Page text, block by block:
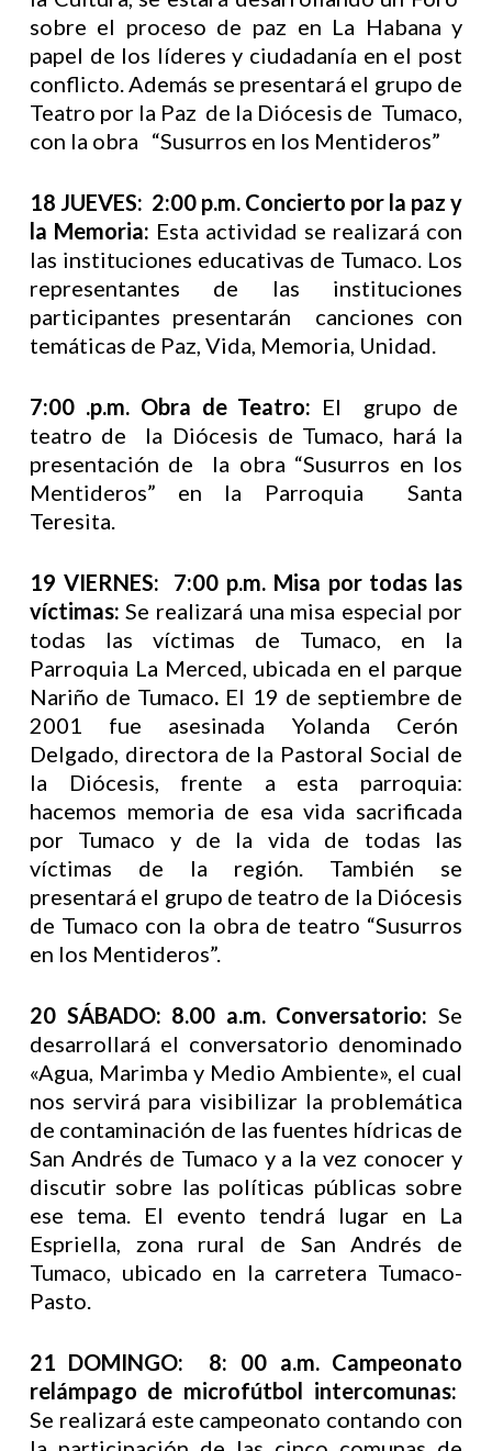
sobre el proceso de paz en La Habana y
papel de los líderes y ciudadanía en el post
conflicto. Además se presentará el grupo de
Teatro por la Paz de la Diócesis de Tumaco,
con la obra “Susurros en los Mentideros”
18 JUEVES: 2:00 p.m. Concierto por la paz y
la Memoria: Esta actividad se realizará con
las instituciones educativas de Tumaco. Los
representantes de las instituciones
participantes presentarán canciones con
temáticas de Paz, Vida, Memoria, Unidad.
7:00 .p.m. Obra de Teatro: El grupo de
teatro de la Diócesis de Tumaco, hará la
presentación de la obra “Susurros en los
Mentideros” en la Parroquia Santa
Teresita.
19 VIERNES: 7:00 p.m. Misa por todas las
víctimas:Se realizará una misa especial por
todas las víctimas de Tumaco, en la
Parroquia La Merced, ubicada en el parque
Nariño de Tumaco. El 19 de septiembre de
2001 fue asesinada Yolanda Cerón
Delgado, directora de la Pastoral Social de
la Diócesis, frente a esta parroquia:
hacemos memoria de esa vida sacrificada
por Tumaco y de la vida de todas las
víctimas de la región. También se
presentará el grupo de teatro de la Diócesis
de Tumaco con la obra de teatro “Susurros
en los Mentideros”.
20 SÁBADO: 8.00 a.m. Conversatorio:Se
desarrollará el conversatorio denominado
«Agua, Marimba y Medio Ambiente», el cual
nos servirá para visibilizar la problemática
de contaminación de las fuentes hídricas de
San Andrés de Tumaco y a la vez conocer y
discutir sobre las políticas públicas sobre
ese tema. El evento tendrá lugar en La
Espriella, zona rural de San Andrés de
Tumaco, ubicado en la carretera Tumaco-
Pasto.
21 DOMINGO: 8: 00 a.m. Campeonato
relámpago de microfútbol intercomunas:
Se realizará este campeonato contando con